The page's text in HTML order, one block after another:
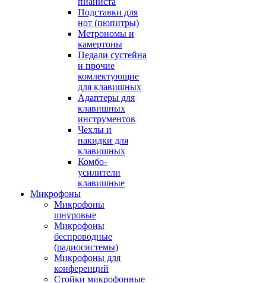
Подставки для
нот (пюпитры)
Метрономы и
камертоны
Педали сустейна
и прочие
комлектующие
для клавишных
Адаптеры для
клавишных
инструментов
Чехлы и
накидки для
клавишных
Комбо-
усилители
клавишные
Микрофоны
Микрофоны
шнуровые
Микрофоны
беспроводные
(радиосистемы)
Микрофоны для
конференций
Стойки микрофонные